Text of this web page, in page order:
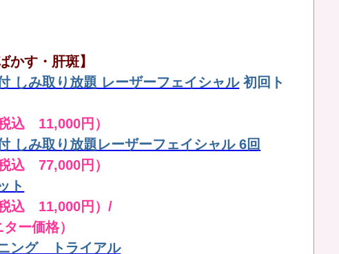
かす・肝斑】
しみ取り放題 レーザーフェイシャル 初回ト
込 11,000円）
しみ取り放題レーザーフェイシャル 6回
込 77,000円）
ト
込 11,000円）/
ター価格）
ング トライアル